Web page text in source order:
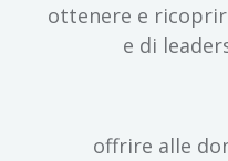
ottenere e
e di
offrire alle